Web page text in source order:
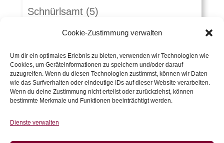
Cookie-Zustimmung verwalten
Um dir ein optimales Erlebnis zu bieten, verwenden wir Technologien wie
Cookies, um Geräteinformationen zu speichern und/oder darauf
zuzugreifen. Wenn du diesen Technologien zustimmst, können wir Daten
wie das Surfverhalten oder eindeutige IDs auf dieser Website verarbeiten.
Wenn du deine Zustimmung nicht erteilst oder zurückziehst, können
bestimmte Merkmale und Funktionen beeinträchtigt werden.
Dienste verwalten
Schnürlsamt (5)
Herbst-Winterstoffe (21)
Jacquard (10)
Kunstleder und Folie (15)
Gutscheine (5)
Zubehör